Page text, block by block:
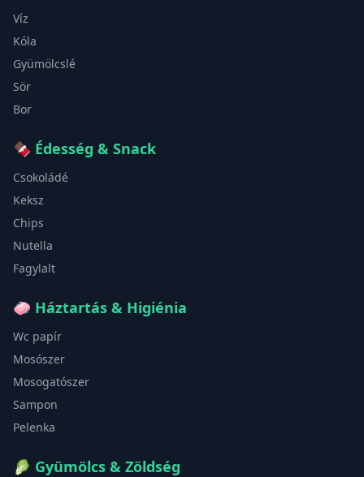
Víz
Kóla
Gyümölcslé
Sör
Bor
🍫 Édesség & Snack
Csokoládé
Keksz
Chips
Nutella
Fagylalt
🧼 Háztartás & Higiénia
Wc papír
Mosószer
Mosogatószer
Sampon
Pelenka
🥬 Gyümölcs & Zöldség